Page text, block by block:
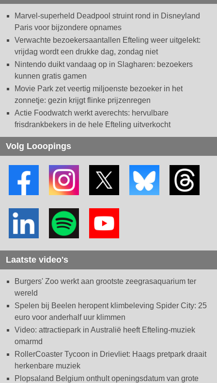
Marvel-superheld Deadpool struint rond in Disneyland
Paris voor bijzondere opnames
Verwachte bezoekersaantallen Efteling weer uitgelekt:
vrijdag wordt een drukke dag, zondag niet
Nintendo duikt vandaag op in Slagharen: bezoekers
kunnen gratis gamen
Movie Park zet veertig miljoenste bezoeker in het
zonnetje: gezin krijgt flinke prijzenregen
Actie Foodwatch werkt averechts: hervulbare
frisdrankbekers in de hele Efteling uitverkocht
Volg Looopings
Laatste video's
Burgers' Zoo werkt aan grootste zeegrasaquarium ter
wereld
Spelen bij Beelen heropent klimbeleving Spider City: 25
euro voor anderhalf uur klimmen
Video: attractiepark in Australië heeft Efteling-muziek
omarmd
RollerCoaster Tycoon in Drievliet: Haags pretpark draait
herkenbare muziek
Plopsaland Belgium onthult openingsdatum van grote